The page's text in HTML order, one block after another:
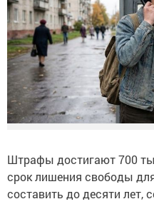
Штрафы достигают 700
срок лишения свободы
составить до десяти лет,